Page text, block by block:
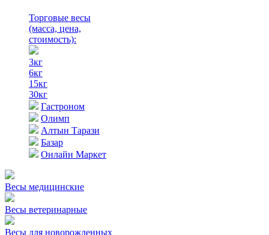
Торговые весы
(масса, цена,
стоимость):
3кг
6кг
15кг
30кг
Гастроном
Олимп
Алтын Тарази
Базар
Онлайн Маркет
Весы медицинские
Весы ветеринарные
Весы для новорожденных